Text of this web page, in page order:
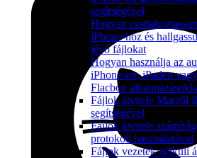
segítségével
Hogyan
iPhone-hoz és
lévő fájlokat
Hogyan használja az
iPhone-on, iPaden
Flacbox
Fájlok átvitele Macről
segítségével
Fájlok átvitele
protokoll használatával
Fájlok vezeték nélküli